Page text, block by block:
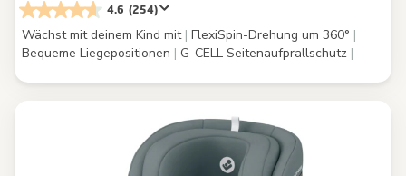
4.6 (254)
Wächst mit deinem Kind mit | FlexiSpin-Drehung um 360° |
Bequeme Liegepositionen | G-CELL Seitenaufprallschutz |